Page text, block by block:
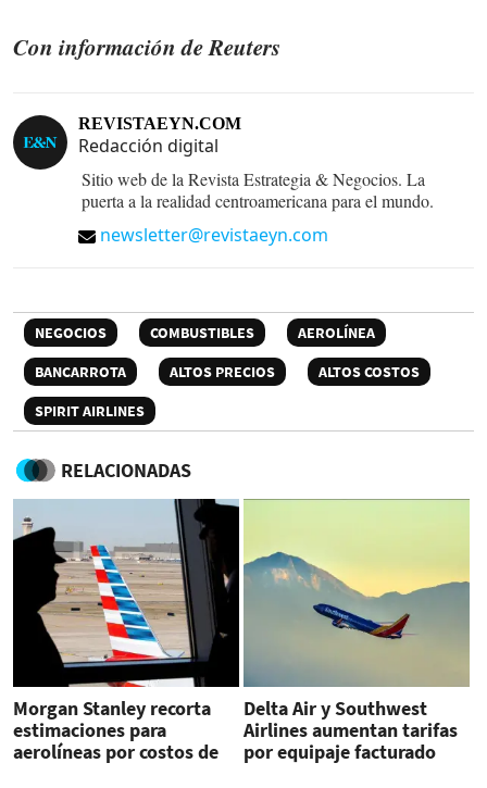
Con información de Reuters
REVISTAEYN.COM
Redacción digital
Sitio web de la Revista Estrategia & Negocios. La
puerta a la realidad centroamericana para el mundo.
newsletter@revistaeyn.com
NEGOCIOS COMBUSTIBLES
AEROLÍNEA
BANCARROTA
ALTOS PRECIOS
ALTOS COSTOS
SPIRIT AIRLINES
RELACIONADAS
Morgan Stanley recorta
estimaciones para
aerolíneas por costos de
Delta Air y Southwest
Airlines aumentan tarifas
por equipaje facturado